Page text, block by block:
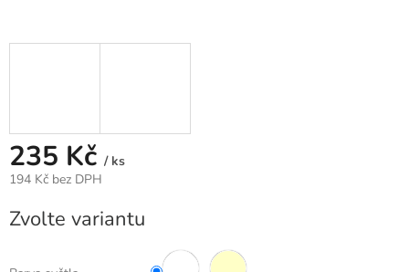
235 Kč / ks
194 Kč bez DPH
cena:
Zvolte variantu